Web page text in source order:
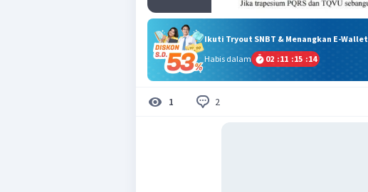
Ikuti Tryout SNBT & Menangkan E-
Habis dalam
02 :11 :15 :13
1 2